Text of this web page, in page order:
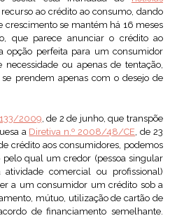
ao crédito ao consumo, dando
crescimento se mantém há 16 meses
que parece anunciar o crédito ao
opção perfeita para um consumidor
ou apenas de tentação,
prendem apenas com o desejo de
2009, de 2 de junho, que transpõe
a Diretiva n.º 2008/48/CE, de 23
crédito aos consumidores, podemos
qual um credor (pessoa singular
comercial ou profissional)
a um consumidor um crédito sob a
mútuo, utilização de cartão de
de financiamento semelhante.